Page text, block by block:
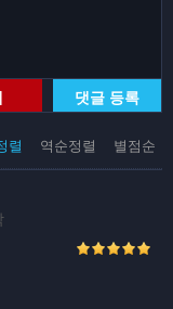
댓글 등록
렬 역순정렬 별점순